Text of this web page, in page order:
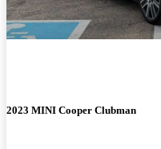
2023 MINI Cooper Clubman